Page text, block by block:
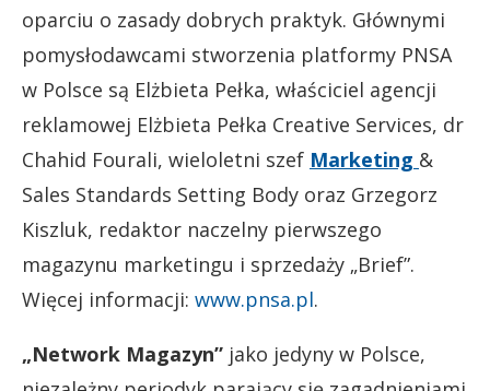
oparciu o zasady dobrych praktyk. Głównymi
pomysłodawcami stworzenia platformy PNSA
w Polsce są Elżbieta Pełka, właściciel agencji
reklamowej Elżbieta Pełka Creative Services, dr
Chahid Fourali, wieloletni szef Marketing &
Sales Standards Setting Body oraz Grzegorz
Kiszluk, redaktor naczelny pierwszego
magazynu marketingu i sprzedaży „Brief”.
Więcej informacji: www.pnsa.pl.
„Network Magazyn” jako jedyny w Polsce,